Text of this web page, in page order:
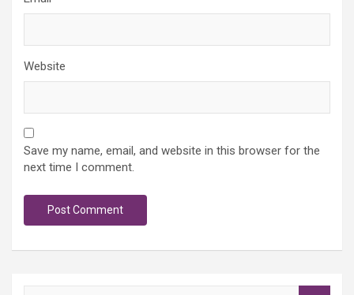
Website
Save my name, email, and website in this browser for the
next time I comment.